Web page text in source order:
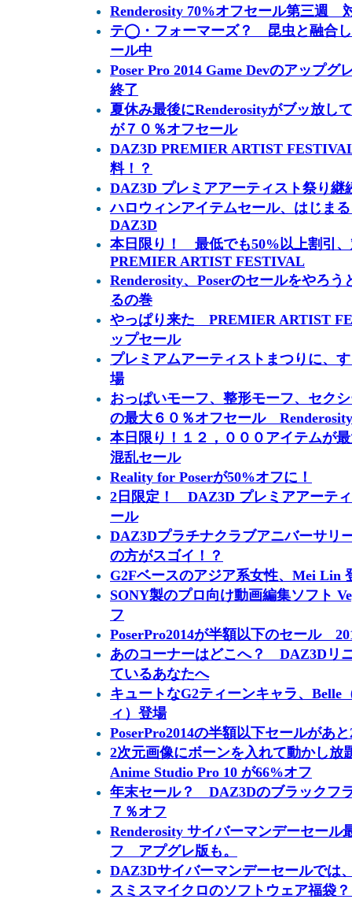
Renderosity 70%オフセール第三週
テ◯・フォーマーズ？ 昆虫と融合し
ール中
Poser Pro 2014 Game Devのアップグ
終了
夏休み最後にRenderosityがブッ放
が７０％オフセール
DAZ3D PREMIER ARTIST
料！？
DAZ3D プレミアアーティスト祭り継
ハロウィンアイテムセール、は
DAZ3D
本日限り！ 最低でも50%以上割引、
PREMIER ARTIST FESTIVAL
Renderosity、Poserのセールをやろ
るの巻
やっぱり来た PREMIER ARTIST
ップセール
プレミアムアーティストまつりに、
場
おっぱいモーフ、整形モーフ、セ
の最大６０％オフセール Renderosity
本日限り！１２，０００アイテムが
混乱セール
Reality for Poserが50%オフに！
2日限定！ DAZ3D プレミアアーテ
ール
DAZ3Dプラチナクラブアニバーサ
の方がスゴイ！？
G2Fベースのアジア系女性、Mei Lin
SONY製のプロ向け動画編集ソフト
フ
PoserPro2014が半額以下のセール
あのコーナーはどこへ？ DAZ3Dリ
ているあなたへ
キュートなG2ティーンキャラ、Belle
ィ）登場
PoserPro2014の半額以下セールがあ
2次元画像にボーンを入れて動かし放
Anime Studio Pro 10 が66%オフ
年末セール？ DAZ3Dのブラックフ
７％オフ
Renderosity サイバーマンデーセール
フ アプグレ版も。
DAZ3Dサイバーマンデーセールでは
スミスマイクロのソフトウェア福袋